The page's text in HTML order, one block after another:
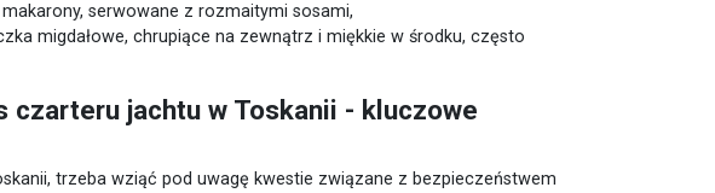
serwowane z rozmaitymi sosami,
migdałowe, chrupiące na zewnątrz i miękkie w środku, często
czarteru jachtu w Toskanii - kluczowe
trzeba wziąć pod uwagę kwestie związane z bezpieczeństwem